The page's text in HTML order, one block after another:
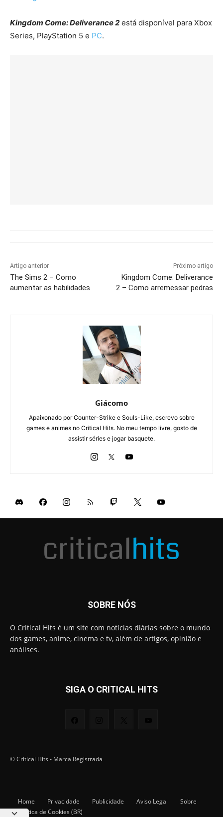
Kingdom Come: Deliverance 2 está disponível para Xbox
Series, PlayStation 5 e PC.
Artigo anterior
The Sims 2 – Como
aumentar as habilidades
Próximo artigo
Kingdom Come: Deliverance
2 – Como arremessar pedras
Giácomo
Apaixonado por Counter-Strike e Souls-Like, escrevo sobre
games e animes no Critical Hits. No meu tempo livre, gosto de
assistir séries e jogar basquete.
SOBRE NÓS
O Critical Hits é um site com notícias diárias sobre o mundo
dos games, anime, cinema e tv, além de artigos, opinião e
análises.
SIGA O CRITICAL HITS
© Critical Hits - Marca Registrada
Home Privacidade Publicidade Aviso Legal
Sobre
Política de Cookies (BR)